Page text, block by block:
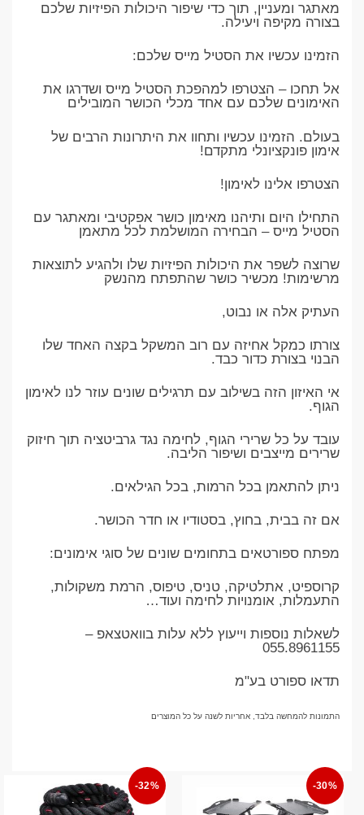
מאתגר ומעניין, תוך כדי שיפור היכולות הפיזיות שלכם
בצורה מקיפה ויעילה.
הזמינו עכשיו את הסטיל מייס שלכם:
אל תחכו – הצטרפו למהפכת הסטיל מייס ושדרגו את
האימונים שלכם עם אחד מכלי הכושר המובילים
בעולם. הזמינו עכשיו ותחוו את היתרונות הרבים של
אימון פונקציונלי מתקדם!
הצטרפו אלינו לאימון!
התחילו היום ותיהנו מאימון כושר אפקטיבי ומאתגר עם
הסטיל מייס – הבחירה המושלמת לכל מתאמן
שרוצה לשפר את היכולות הפיזיות שלו ולהגיע לתוצאות
מרשימות! מכשיר כושר שהתפתח מהנשק
העתיק אלה או נבוט,
צורתו כמקל אחיזה עם רוב המשקל בקצה האחד שלו
הבנוי בצורת כדור כבד.
אי האיזון הזה בשילוב עם תרגילים שונים עוזר לנו לאימון
הגוף.
עובד על כל שרירי הגוף, לחימה נגד גרביטציה תוך חיזוק
שרירים מייצבים ושיפור הליבה.
ניתן להתאמן בכל הרמות, בכל הגילאים.
אם זה בבית, בחוץ, בסטודיו או חדר הכושר.
מפתח ספורטאים בתחומים שונים של סוגי אימונים:
קרוספיט, אתלטיקה, טניס, טיפוס, הרמת משקולות,
התעמלות, אומנויות לחימה ועוד…
לשאלות נוספות וייעוץ ללא עלות בוואטצאפ –
055.8961155
תדאו ספורט בע"מ
התמונות להמחשה בלבד, אחריות לשנה על כל המוצרים
-30%
-32%